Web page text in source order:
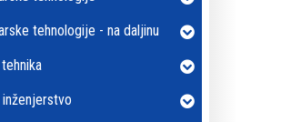
tehnologije - na daljinu